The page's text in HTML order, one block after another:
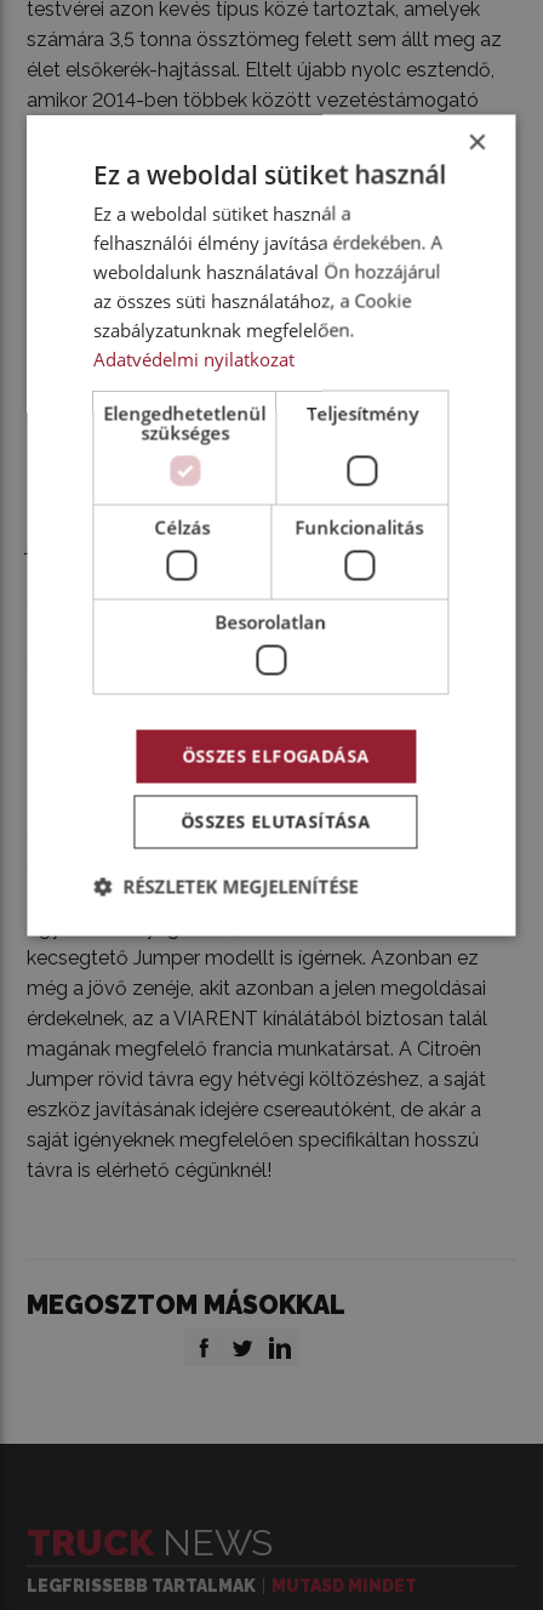
testvérei azon kevés típus közé tartoztak, amelyek
számára 3,5 tonna össztömeg felett sem állt meg az
élet elsőkerék-hajtással. Eltelt újabb nyolc esztendő,
amikor 2014-ben többek között vezetéstámogató
rendszerekkel, LED-technikájú nappali menetfénnyel,
stop-start rendszerrel, érintőképernyővel, valamint
navigációs rendszerrel bővült a Jumper fedélzete.
Fiatalító kúra
Újabb tíz falinaptár adta át egymásnak a szöget az
előszoba immár sárguló falán, mire új, illetve
ráncfelvarrott Jumper tűzhette hűtőrácsára a Citroën
legendás fogaskerekes emblémáját. Mi több, maga a
logó is megújult, mégpedig úgy, hogy külsejében az
1919-es, eredeti ovális emblémát idézi. De hagyjuk a
felületes külsőségeket, hiszen a Jumper
történelmében első alkalommal veheti le a
fokozatváltások terhét. Legalábbis a két erősebb, 140,
illetve 180 lóerős dízelmotornál, a 120 lóerőshöz
változatlanul csak hatfokozatú manuális erőátvitel
csúcsteljesítményű, teljesen elektromos ë-Jumper,
lemerül, hiszen a 150 kilowattos töltést is hűvös fejjel
százalékosra szívja az akkumulátorokat elektronnal.
kecsegtető Jumper modellt is ígérnek. Azonban ez
még a jövő zenéje, akit azonban a jelen megoldásai
érdekelnek, az a VIARENT kínálátából biztosan talál
magának megfelelő francia munkatársat. A Citroën
Jumper rövid távra egy hétvégi költözéshez, a saját
eszköz javításának idejére csereautóként, de akár a
saját igényeknek megfelelően specifikáltan hosszú
távra is elérhető cégünknél!
MEGOSZTOM MÁSOKKAL
TRUCK NEWS
LEGFRISSEBB TARTALMAK MUTASD MINDET
×
Ez a weboldal sütiket használ
Ez a weboldal sütiket használ a
felhasználói élmény javítása érdekében. A
weboldalunk használatával Ön hozzájárul
az összes süti használatához, a Cookie
szabályzatunknak megfelelően.
Adatvédelmi nyilatkozat
Elengedhetetlenül
szükséges
Teljesítmény
Célzás Funkcionalitás
Besorolatlan
ÖSSZES ELFOGADÁSA
ÖSSZES ELUTASÍTÁSA
RÉSZLETEK MEGJELENÍTÉSE